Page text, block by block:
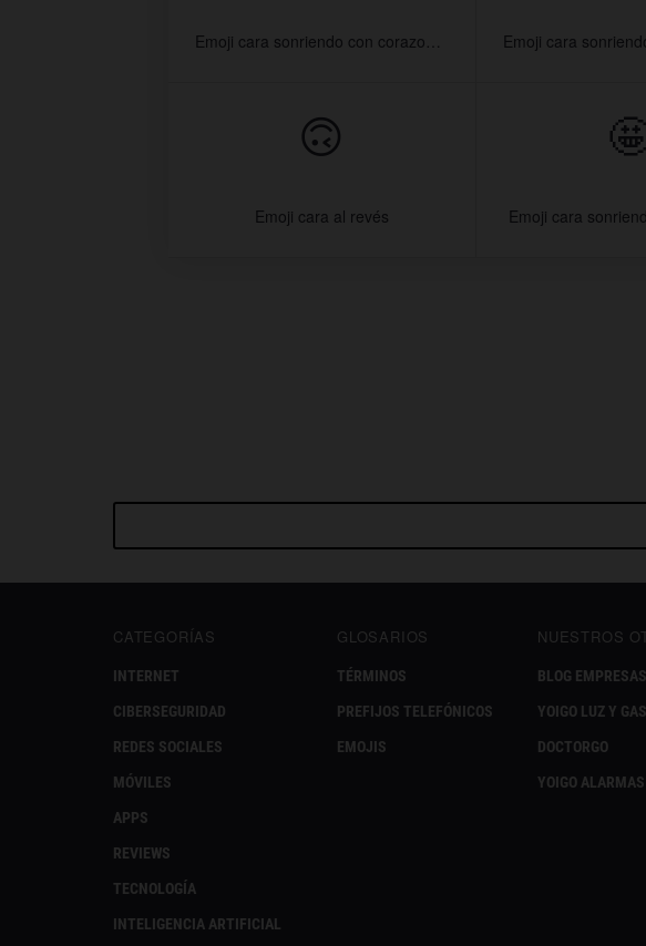
Emoji cara sonriendo con corazones
🙃
Emoji cara al revés Emoji cara
CATEGORÍAS
INTERNET
CIBERSEGURIDAD
REDES SOCIALES
MÓVILES
APPS
REVIEWS
TECNOLOGÍA
INTELIGENCIA ARTIFICIAL
GLOSARIOS
TÉRMINOS
PREFIJOS TELEFÓNICOS
EMOJIS
NUESTROS
BLOG EMPRESAS
YOIGO LUZ Y GAS
DOCTORGO
YOIGO ALARMAS